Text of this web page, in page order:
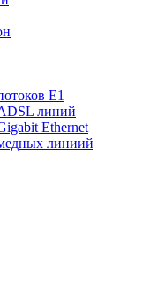
Е1
линий
Ethernet
линиий